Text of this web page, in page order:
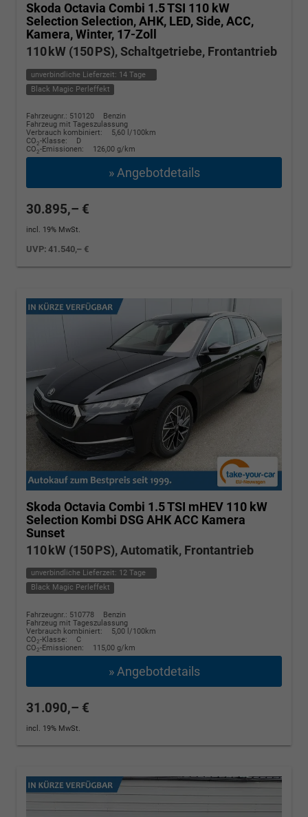
Skoda Octavia Combi 1.5 TSI 110 kW
Selection Selection, AHK, LED, Side, ACC,
Kamera, Winter, 17-Zoll
110 kW (150 PS), Schaltgetriebe, Frontantrieb
unverbindliche Lieferzeit: 14 Tage
Black Magic Perleffekt
Fahrzeugnr.: 510120
Benzin
Fahrzeug mit Tageszulassung
Verbrauch kombiniert:
5,60 l/100km
CO2-Klasse:
D
CO2-Emissionen: 126,00 g/km
» Angebotdetails
30.895,– €
incl. 19% MwSt.
UVP:41.540,– €
Skoda Octavia Combi 1.5 TSI mHEV 110 kW
Selection Kombi DSG AHK ACC Kamera
Sunset
110 kW (150 PS), Automatik, Frontantrieb
unverbindliche Lieferzeit: 12 Tage
Black Magic Perleffekt
Fahrzeugnr.: 510778
Benzin
Fahrzeug mit Tageszulassung
Verbrauch kombiniert:
5,00 l/100km
CO2-Klasse:
C
CO2-Emissionen: 115,00 g/km
» Angebotdetails
31.090,– €
incl. 19% MwSt.